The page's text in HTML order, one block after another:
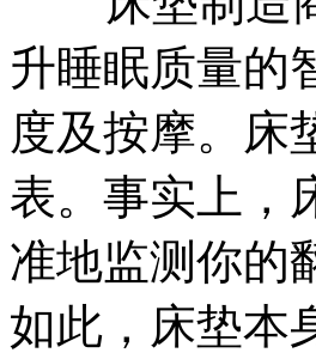
升睡眠质量的
度及按摩。床
表。事实上，
准地监测你的
如此，床垫本